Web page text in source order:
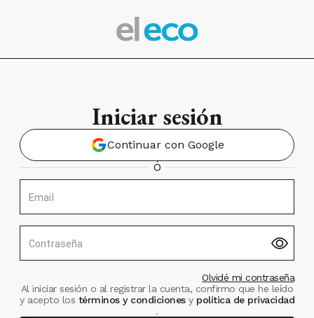
Iniciar sesión
Continuar con Google
Ó
Email
Contraseña
Olvidé mi contraseña
Al iniciar sesión o al registrar la cuenta, confirmo que he leído
y acepto los términos y condiciones ypolítica de privacidad
.